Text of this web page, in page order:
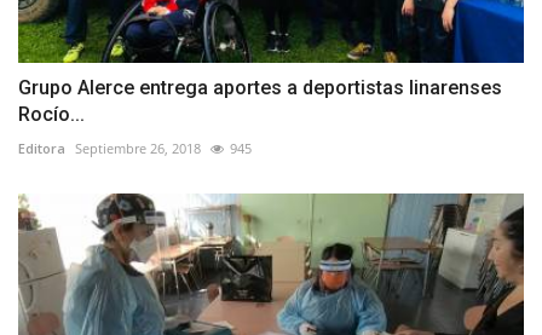
Grupo Alerce entrega aportes a deportistas linarenses
Rocío...
Editora Septiembre 26, 2018 945